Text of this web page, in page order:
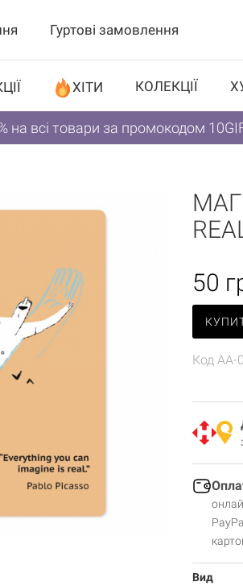
Гуртові замовлення
ХІТИ КОЛЕКЦІЇ
на всі товари за промокодом
50
Код AA-
Вид